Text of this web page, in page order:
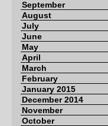
September
August
July
June
May
April
March
February
January 2015
December 2014
November
October